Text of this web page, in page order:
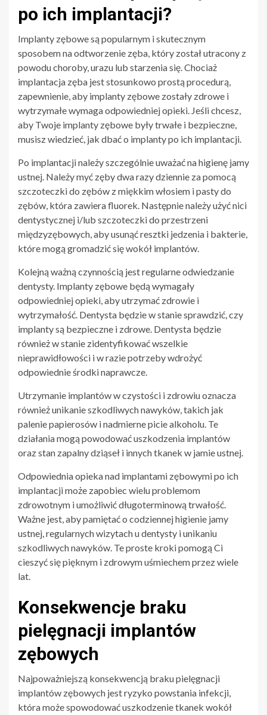
po ich implantacji?
Implanty zębowe są popularnym i skutecznym
sposobem na odtworzenie zęba, który został utracony z
powodu choroby, urazu lub starzenia się. Chociaż
implantacja zęba jest stosunkowo prostą procedurą,
zapewnienie, aby implanty zębowe zostały zdrowe i
wytrzymałe wymaga odpowiedniej opieki. Jeśli chcesz,
aby Twoje implanty zębowe były trwałe i bezpieczne,
musisz wiedzieć, jak dbać o implanty po ich implantacji.
Po implantacji należy szczególnie uważać na higienę jamy
ustnej. Należy myć zęby dwa razy dziennie za pomocą
szczoteczki do zębów z miękkim włosiem i pasty do
zębów, która zawiera fluorek. Następnie należy użyć nici
dentystycznej i/lub szczoteczki do przestrzeni
międzyzębowych, aby usunąć resztki jedzenia i bakterie,
które mogą gromadzić się wokół implantów.
Kolejną ważną czynnością jest regularne odwiedzanie
dentysty. Implanty zębowe będą wymagały
odpowiedniej opieki, aby utrzymać zdrowie i
wytrzymałość. Dentysta będzie w stanie sprawdzić, czy
implanty są bezpieczne i zdrowe. Dentysta będzie
również w stanie zidentyfikować wszelkie
nieprawidłowości i w razie potrzeby wdrożyć
odpowiednie środki naprawcze.
Utrzymanie implantów w czystości i zdrowiu oznacza
również unikanie szkodliwych nawyków, takich jak
palenie papierosów i nadmierne picie alkoholu. Te
działania mogą powodować uszkodzenia implantów
oraz stan zapalny dziąseł i innych tkanek w jamie ustnej.
Odpowiednia opieka nad implantami zębowymi po ich
implantacji może zapobiec wielu problemom
zdrowotnym i umożliwić długoterminową trwałość.
Ważne jest, aby pamiętać o codziennej higienie jamy
ustnej, regularnych wizytach u dentysty i unikaniu
szkodliwych nawyków. Te proste kroki pomogą Ci
cieszyć się pięknym i zdrowym uśmiechem przez wiele
lat.
Konsekwencje braku
pielęgnacji implantów
zębowych
Najpoważniejszą konsekwencją braku pielęgnacji
implantów zębowych jest ryzyko powstania infekcji,
która może spowodować uszkodzenie tkanek wokół